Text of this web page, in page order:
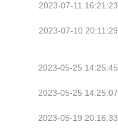
2023-07-11 16:21:23
2023-07-10 20:11:29
2023-05-25 14:25:45
2023-05-25 14:25:07
2023-05-19 20:16:33